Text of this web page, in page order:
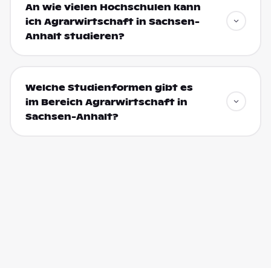
An wie vielen Hochschulen kann
ich Agrarwirtschaft in Sachsen-
Anhalt studieren?
Welche Studienformen gibt es
im Bereich Agrarwirtschaft in
Sachsen-Anhalt?